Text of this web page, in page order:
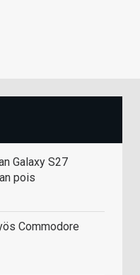
Galaxy S27
pois
Commodore